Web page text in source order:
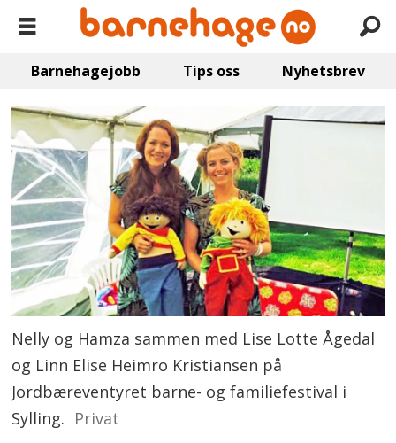
Barnehagejobb Tips oss Nyhetsbrev
Nelly og Hamza sammen med Lise Lotte Ågedal
og Linn Elise Heimro Kristiansen på
Jordbæreventyret barne- og familiefestival i
Sylling. Privat